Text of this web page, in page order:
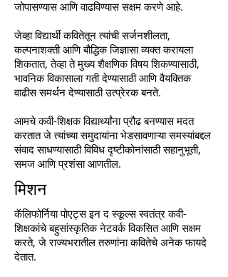
जोपासण्यास आणि वाढविण्यास सक्षम करणे आहे.
जेव्हा विद्यार्थी कवितेतून त्यांची सर्जनशीलता,
कल्पनाशक्ती आणि बौद्धिक जिज्ञासा व्यक्त करायला
शिकतात, तेव्हा ते मुख्य शैक्षणिक विषय शिकण्यासाठी,
भावनिक विकासाला गती देण्यासाठी आणि वैयक्तिक
वाढीस समर्थन देण्यासाठी उत्प्रेरक बनते.
आमचे कवी-शिक्षक विद्यार्थ्यांना प्रौढ बनण्यास मदत
करतात जे त्यांच्या समुदायांना भेडसावणाऱ्या समस्यांबद्दल
संवाद साधण्यासाठी विविध दृष्टीकोनांसाठी सहानुभूती,
समज आणि प्रशंसा आणतील.
मिशन
कॅलिफोर्निया पोएट्स इन द स्कूल्स स्वतंत्र कवी-
शिक्षकांचे बहुसांस्कृतिक नेटवर्क विकसित आणि सक्षम
करते, जे राज्यभरातील तरुणांना कवितेचे अनेक फायदे
देतात.